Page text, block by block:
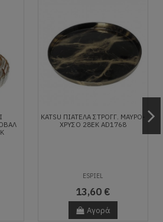
KATSU ΠΙΑΤΕΛΑ ΣΤΡΟΓΓ. ΜΑΥΡΟ-
ΧΡΥΣΟ 28ΕΚ AD1768
ESPIEL
13,60 €
Αγορά